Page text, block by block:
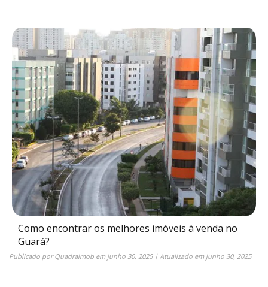
Como encontrar os melhores imóveis à venda no
Guará?
Publicado porQuadraimob em junho 30, 2025| Atualizado em junho 30, 2025